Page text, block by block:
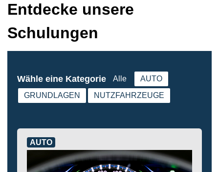
Entdecke unsere
Schulungen
Wähle eine Kategorie Alle
AUTO
GRUNDLAGEN
NUTZFAHRZEUGE
AUTO